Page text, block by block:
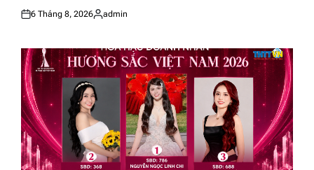
Posted
6 Tháng 8, 2026
Posted
admin